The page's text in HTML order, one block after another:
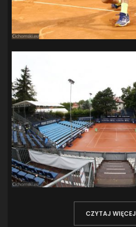
CZYTAJ WIĘCEJ